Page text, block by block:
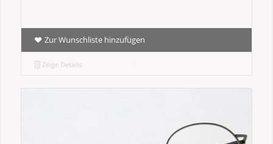
Zur Wunschliste hinzufügen
Zeige Details